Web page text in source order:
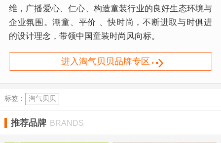
维，广播爱心、仁心、构造童装行业的良好生态环境与
企业氛围。潮童、平价 、快时尚，不断进取与时俱进
的设计理念，带领中国童装时尚风向标。
进入淘气贝贝品牌专区
标签： 淘气贝贝
推荐品牌 BRANDS